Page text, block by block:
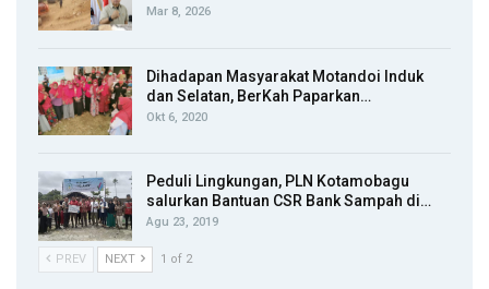
Mar 8, 2026
Dihadapan Masyarakat Motandoi Induk
dan Selatan, BerKah Paparkan…
Okt 6, 2020
Peduli Lingkungan, PLN Kotamobagu
salurkan Bantuan CSR Bank Sampah di…
Agu 23, 2019
PREV NEXT 1 of 2